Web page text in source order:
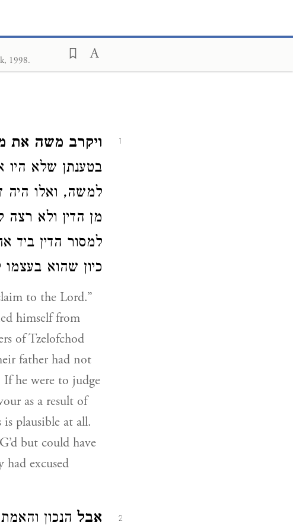
1998.
1 ויקרב משה את
בטענתן שלא היו
למשה, ואלו היה
מן הדין ולא רצה
למסור הדין ביד
כיון שהוא בעצמו
himself from
of Tzelofchod
father had not
If he were to judge
as a result of
plausible at all.
but could have
excused
2 אבל הנכון